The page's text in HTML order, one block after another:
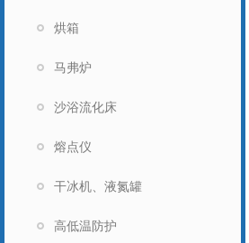
烘箱
马弗炉
沙浴流化床
熔点仪
干冰机、液氮罐
高低温防护